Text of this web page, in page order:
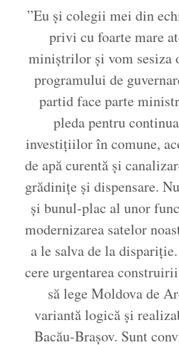
”Eu și colegii mei din
privi cu foarte mare
miniștrilor și vom sesiza
programului de
partid face parte
pleda pentru
investițiilor în comune,
de apă curentă și
grădinițe și dispensare.
și bunul-plac al unor
modernizarea satelor
a le salva de la
cere urgentarea
să lege Moldova de
variantă logică și
Bacău-Brașov. Sunt